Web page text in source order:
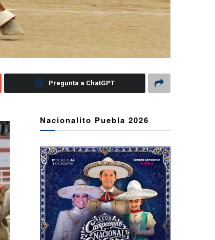
Pregunta a ChatGPT
Nacionalito Puebla 2026